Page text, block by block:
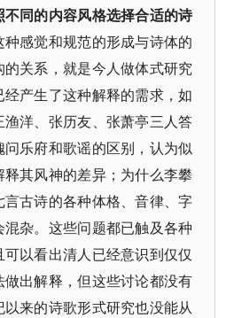
同的内容风格选择合适的诗
感觉和规范的形成与诗体的
关系，就是今人做体式研究
产生了这种解释的需求，如
渔洋、张历友、张萧亭三人答
乐府和歌谣的区别，认为似
其风神的差异；为什么李攀
古诗的各种体格、音律、字
杂。这些问题都已触及各种
以看出清人已经意识到仅仅
出解释，但这些讨论都没有
来的诗歌形式研究也没能从